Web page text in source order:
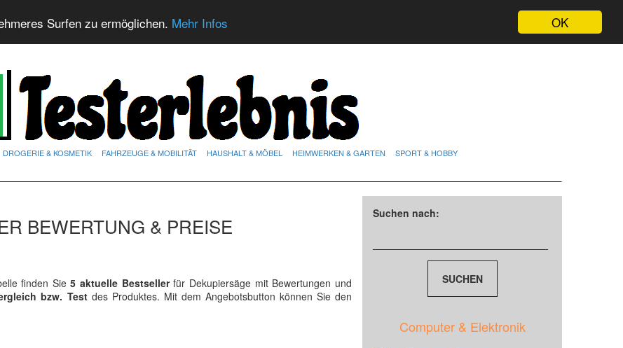
OK
Surfen zu ermöglichen. Mehr Infos
DROGERIE & KOSMETIK FAHRZEUGE & MOBILITÄT HAUSHALT & MÖBEL HEIMWERKEN & GARTEN SPORT & HOBBY
BEWERTUNG & PREISE
finden Sie5 aktuelle Bestsellerfür Dekupiersäge mit Bewertungen und
bzw. Testdes Produktes. Mit dem Angebotsbutton können Sie den
Suchen nach:
Computer & Elektronik